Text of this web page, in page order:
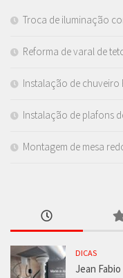
Troca de iluminação
Reforma de varal de
Instalação de chuveiro
Instalação de plafons
Montagem de mesa
DICAS
Jean